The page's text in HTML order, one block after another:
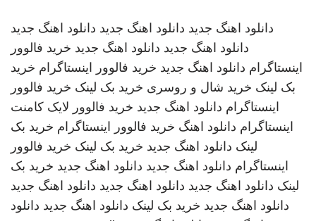
دانلود اهنگ جدید دانلود اهنگ جدید دانلود اهنگ جدید
دانلود اهنگ جدید دانلود اهنگ جدید خرید فالوور
اینستاگرام دانلود اهنگ جدید خرید فالوور اینستاگرام خرید
بک لینک خرید شال و روسری خرید بک لینک خرید فالوور
اینستاگرام دانلود اهنگ جدید خرید فالوور لایک کامنت
اینستاگرام دانلود اهنگ خرید فالوور اینستاگرام خرید بک
لینک دانلود اهنگ جدید خرید بک لینک خرید فالوور
اینستاگرام دانلود اهنگ جدید دانلود اهنگ جدید خرید بک
لینک دانلود اهنگ جدید دانلود اهنگ جدید دانلود اهنگ جدید
دانلود اهنگ جدید خرید بک لینک دانلود اهنگ جدید دانلود